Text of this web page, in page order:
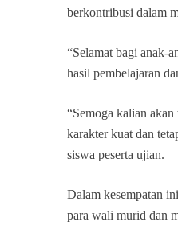
berkontribusi dalam
“Selamat bagi anak-
hasil pembelajaran
“Semoga kalian
karakter kuat dan
siswa peserta ujian.
Dalam kesempatan
para wali murid dan